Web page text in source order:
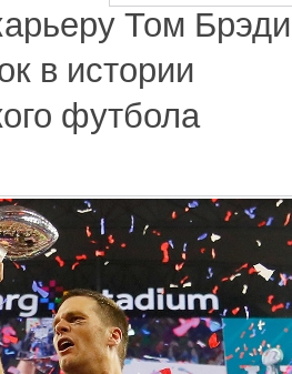
Том
в истории
футбола